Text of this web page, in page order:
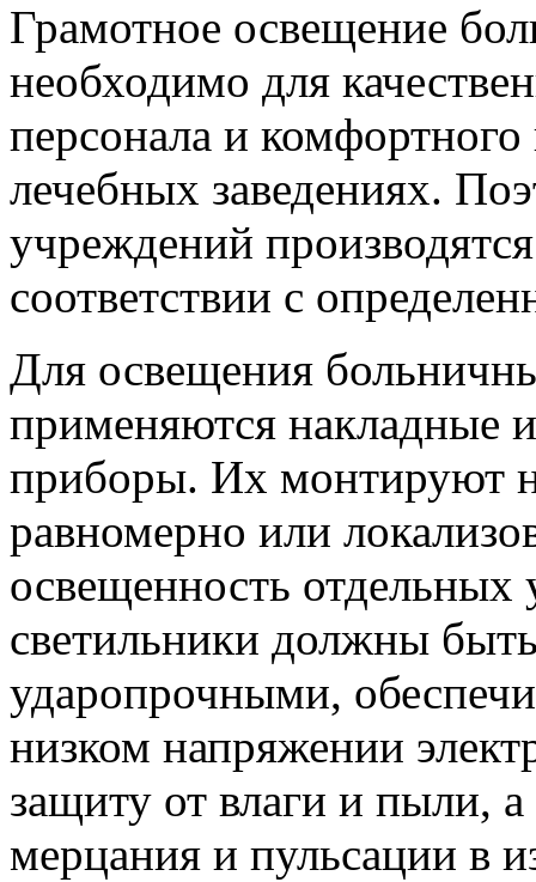
Грамотное освещение
необходимо для
персонала и
лечебных заведениях.
учреждений
соответствии с
Для освещения
применяются накладные
приборы. Их монтируют
равномерно или
освещенность отдельных
светильники должны
ударопрочными,
низком напряжении
защиту от влаги и пыли,
мерцания и пульсации в